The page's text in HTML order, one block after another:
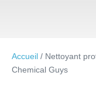
Accueil / Nettoyant
Chemical Guys